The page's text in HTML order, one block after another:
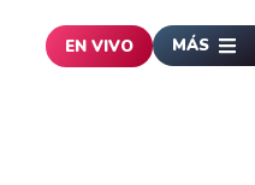
EN VIVO MÁS